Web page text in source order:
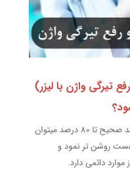
تیرگی واژن با لیزر)
با بهره گیری از لیزر و انجام فرآیند صحیح تا 80 درصد میتوان
روشن تر نمود و
دائمی دارد.